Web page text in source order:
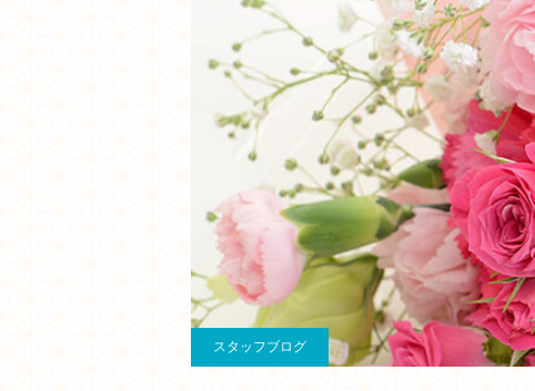
直葬・火葬式
スケジュール｜初めての方
でも安心｜稚内の葬儀社が
丁寧に解説
スタッフブログ